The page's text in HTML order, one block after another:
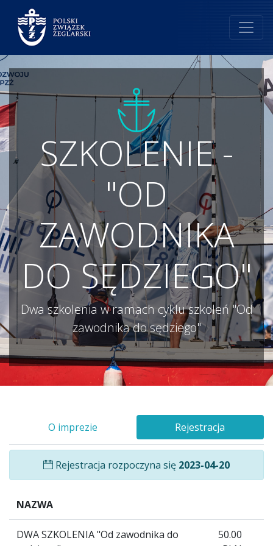
SZKOLENIE -
"OD
ZAWODNIKA
DO SĘDZIEGO"
Dwa szkolenia w ramach cyklu szkoleń "Od
zawodnika do sędziego"
O imprezie Rejestracja
Rejestracja rozpoczyna się 2023-04-20
NAZWA
DWA SZKOLENIA "Od zawodnika do
50.00